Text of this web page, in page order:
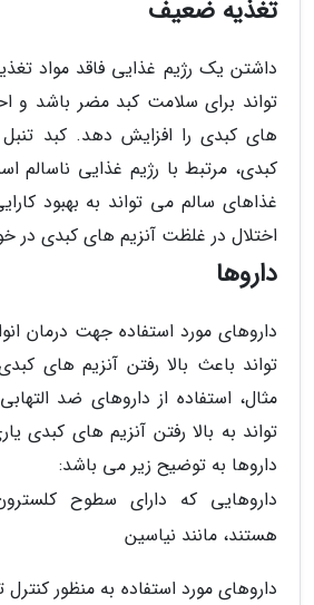
تغذیه ضعیف
داشتن یک رژیم غذایی فاقد مواد
تواند برای سلامت کبد مضر باشد و
های کبدی را افزایش دهد. کبد تنبل
کبدی، مرتبط با رژیم غذایی ناسالم
غذاهای سالم می تواند به بهبود
اختلال در غلظت آنزیم های کبدی در
داروها
داروهای مورد استفاده جهت درمان
تواند باعث بالا رفتن آنزیم های
مثال، استفاده از داروهای ضد
تواند به بالا رفتن آنزیم های کبدی
داروها به توضیح زیر می باشد:
داروهایی که دارای سطوح
هستند، مانند نیاسین
داروهای مورد استفاده به منظور کنترل